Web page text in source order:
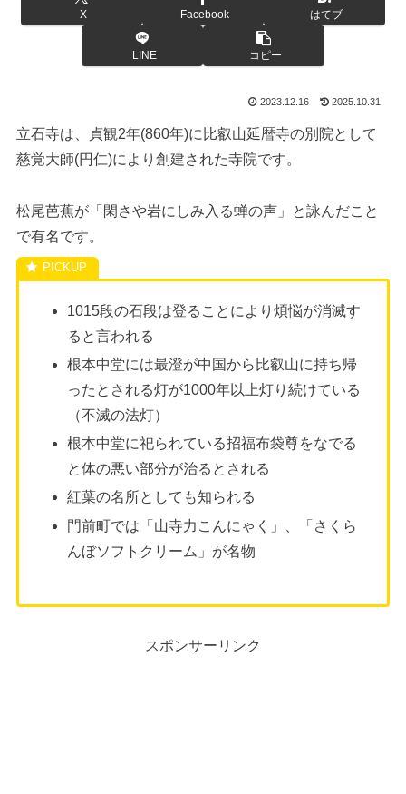
X Facebook はてブ
LINE コピー
2023.12.16 2025.10.31
立石寺は、貞観2年(860年)に比叡山延暦寺の別院として
慈覚大師(円仁)により創建された寺院です。
松尾芭蕉が「閑さや岩にしみ入る蝉の声」と詠んだこと
で有名です。
1015段の石段は登ることにより煩悩が消滅す
ると言われる
根本中堂には最澄が中国から比叡山に持ち帰
ったとされる灯が1000年以上灯り続けている
（不滅の法灯）
根本中堂に祀られている招福布袋尊をなでる
と体の悪い部分が治るとされる
紅葉の名所としても知られる
門前町では「山寺力こんにゃく」、「さくら
んぼソフトクリーム」が名物
スポンサーリンク